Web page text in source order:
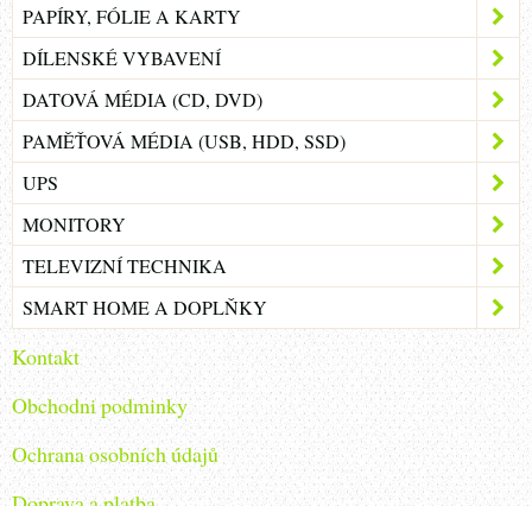
PAPÍRY, FÓLIE A KARTY
DÍLENSKÉ VYBAVENÍ
DATOVÁ MÉDIA (CD, DVD)
PAMĚŤOVÁ MÉDIA (USB, HDD, SSD)
UPS
MONITORY
TELEVIZNÍ TECHNIKA
SMART HOME A DOPLŇKY
Kontakt
Obchodni podminky
Ochrana osobních údajů